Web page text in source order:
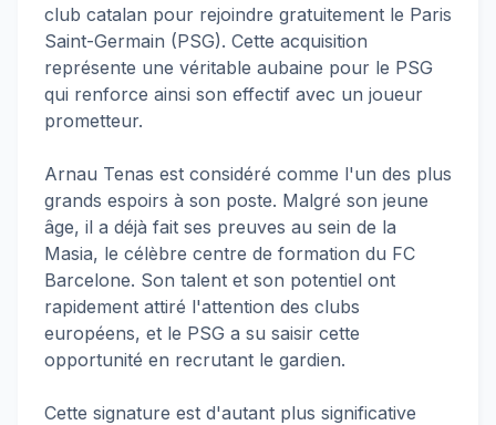
club catalan pour rejoindre gratuitement le Paris
Saint-Germain (PSG). Cette acquisition
représente une véritable aubaine pour le PSG
qui renforce ainsi son effectif avec un joueur
prometteur.
Arnau Tenas est considéré comme l'un des plus
grands espoirs à son poste. Malgré son jeune
âge, il a déjà fait ses preuves au sein de la
Masia, le célèbre centre de formation du FC
Barcelone. Son talent et son potentiel ont
rapidement attiré l'attention des clubs
européens, et le PSG a su saisir cette
opportunité en recrutant le gardien.
Cette signature est d'autant plus significative